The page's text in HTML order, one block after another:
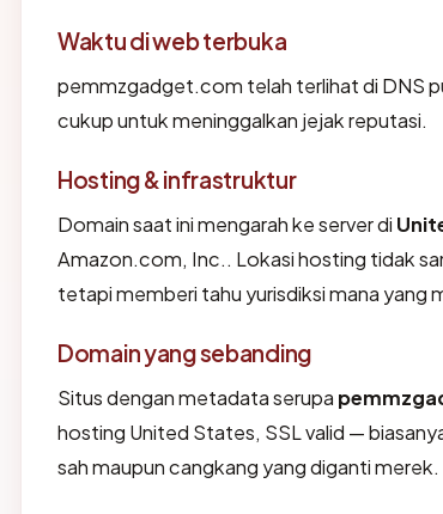
Waktu di web terbuka
pemmzgadget.com telah terlihat di DNS
cukup untuk meninggalkan jejak reputasi.
Hosting & infrastruktur
Domain saat ini mengarah ke server di
Amazon.com, Inc.. Lokasi hosting tidak
tetapi memberi tahu yurisdiksi mana yang
Domain yang sebanding
Situs dengan metadata serupa
hosting United States, SSL valid —
sah maupun cangkang yang diganti merek.